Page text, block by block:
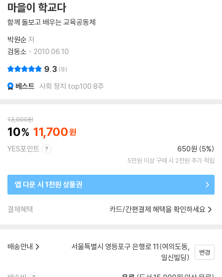
마을이 학교다
함께 돌보고 배우는 교육공동체
박원순 저
검둥소
2010.06.10.
9.3 9
베스트 사회 정치 top100 8주
13,000원
10 11,700
YES포인트 650원 (5%)
5만원 이상 구매 시 2천원 추가 적립
앱 다운 시 1천원 상품권
결제혜택 카드/간편결제 혜택을 확인하세요
배송안내
서울특별시 영등포구 은행로 11(여의도동,
일신빌딩)
변경